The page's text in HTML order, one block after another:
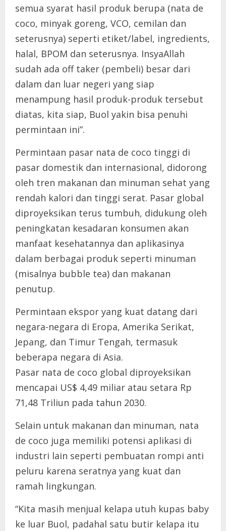
semua syarat hasil produk berupa (nata de
coco, minyak goreng, VCO, cemilan dan
seterusnya) seperti etiket/label, ingredients,
halal, BPOM dan seterusnya. InsyaAllah
sudah ada off taker (pembeli) besar dari
dalam dan luar negeri yang siap
menampung hasil produk-produk tersebut
diatas, kita siap, Buol yakin bisa penuhi
permintaan ini”.
Permintaan pasar nata de coco tinggi di
pasar domestik dan internasional, didorong
oleh tren makanan dan minuman sehat yang
rendah kalori dan tinggi serat. Pasar global
diproyeksikan terus tumbuh, didukung oleh
peningkatan kesadaran konsumen akan
manfaat kesehatannya dan aplikasinya
dalam berbagai produk seperti minuman
(misalnya bubble tea) dan makanan
penutup.
Permintaan ekspor yang kuat datang dari
negara-negara di Eropa, Amerika Serikat,
Jepang, dan Timur Tengah, termasuk
beberapa negara di Asia.
Pasar nata de coco global diproyeksikan
mencapai US$ 4,49 miliar atau setara Rp
71,48 Triliun pada tahun 2030.
Selain untuk makanan dan minuman, nata
de coco juga memiliki potensi aplikasi di
industri lain seperti pembuatan rompi anti
peluru karena seratnya yang kuat dan
ramah lingkungan.
“Kita masih menjual kelapa utuh kupas baby
ke luar Buol, padahal satu butir kelapa itu